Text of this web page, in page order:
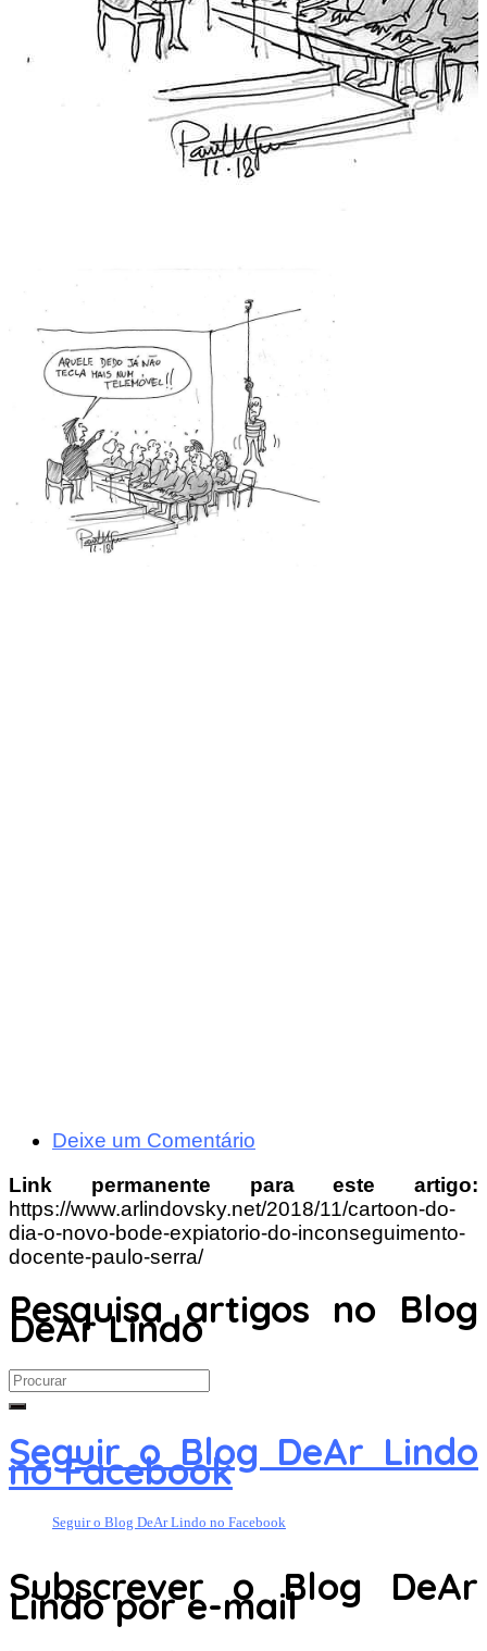
Deixe um Comentário
Link permanente para este artigo:
https://www.arlindovsky.net/2018/11/cartoon-do-
dia-o-novo-bode-expiatorio-do-inconseguimento-
docente-paulo-serra/
Pesquisa artigos no Blog
DeAr Lindo
Search
for:
Seguir o Blog DeAr Lindo
no Facebook
Seguir o Blog DeAr Lindo no Facebook
Subscrever o Blog DeAr
Lindo por e-mail